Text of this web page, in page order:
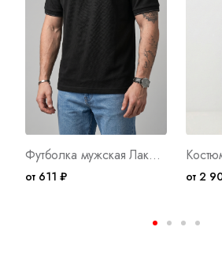
Футболка мужская Лакост Ч Арт. 10727
от 611 ₽ от 2